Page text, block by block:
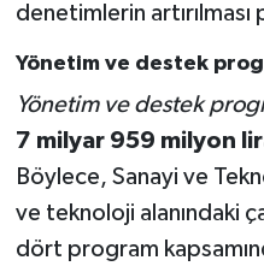
denetimlerin artırılması
Yönetim ve destek
Yönetim ve destek
7 milyar 959 milyon
Böylece, Sanayi ve
ve teknoloji alanındaki
dört program